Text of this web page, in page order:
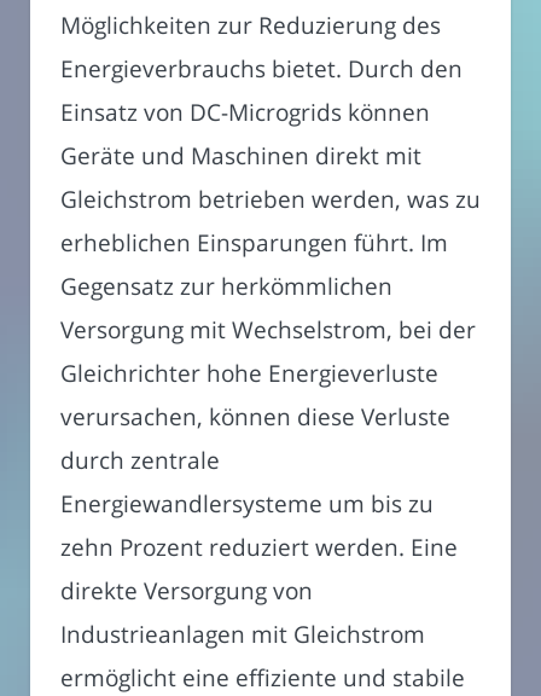
Möglichkeiten zur Reduzierung des
Energieverbrauchs bietet. Durch den
Einsatz von DC-Microgrids können
Geräte und Maschinen direkt mit
Gleichstrom betrieben werden, was zu
erheblichen Einsparungen führt. Im
Gegensatz zur herkömmlichen
Versorgung mit Wechselstrom, bei der
Gleichrichter hohe Energieverluste
verursachen, können diese Verluste
durch zentrale
Energiewandlersysteme um bis zu
zehn Prozent reduziert werden. Eine
direkte Versorgung von
Industrieanlagen mit Gleichstrom
ermöglicht eine effiziente und stabile